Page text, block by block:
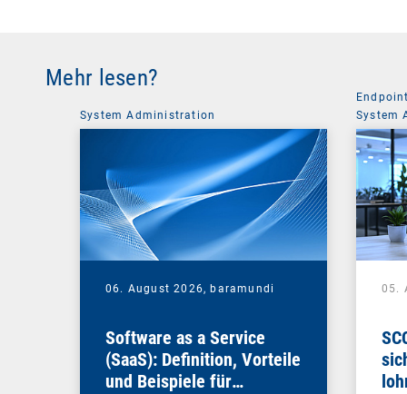
Mehr lesen?
System Administration
06. August 2026, baramundi
Software as a Service
(SaaS): Definition, Vorteile
und Beispiele für
System
05.